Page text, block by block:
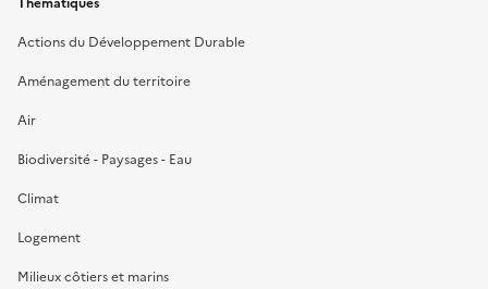
Actions du Développement Durable
Aménagement du territoire
Air
Biodiversité - Paysages - Eau
Climat
Logement
Milieux côtiers et marins